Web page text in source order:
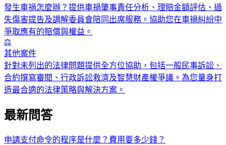
發生車禍怎麼辦？提供車禍肇事責任分析、理賠金額評估、過
失傷害提告及調解委員會陪同出席服務。協助您在車禍糾紛中
爭取應有的賠償與權益。
⚖️
其他案件
針對未列出的法律問題提供全方位協助，包括一般民事訴訟、
合約撰寫審閱、行政訴訟救濟及智慧財產權爭議。為您量身打
造最合適的法律策略與解決方案。
最新問答
申請支付命令的程序是什麼？費用要多少錢？